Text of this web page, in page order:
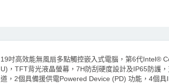
19吋高效能無風扇多點觸控嵌入式電腦，第6代Intel®
U)，TFT背光液晶螢幕，7H防刮硬度設計及IP65防護
道，2個具備援供電Powered Device (PD) 功能，4個